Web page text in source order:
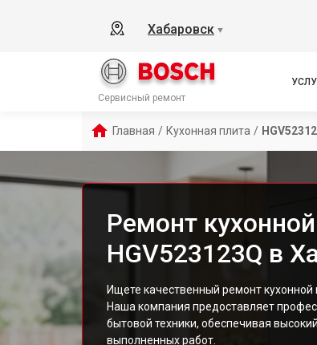
Хабаровск ▼
Сервисный ремонт
Главная / Кухонная плита /
Ремонт
HGV523123Q в
Ищете качественный ремонт кухонной
Наша компания предоставляет
бытовой техники, обеспечивая
выполненных работ.